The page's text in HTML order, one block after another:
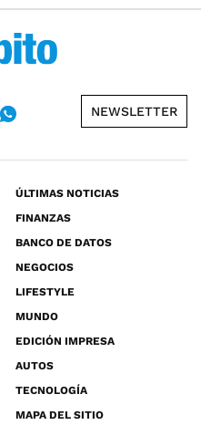
NEWSLETTER
ÚLTIMAS NOTICIAS
FINANZAS
BANCO DE DATOS
NEGOCIOS
LIFESTYLE
MUNDO
EDICIÓN IMPRESA
AUTOS
TECNOLOGÍA
MAPA DEL SITIO